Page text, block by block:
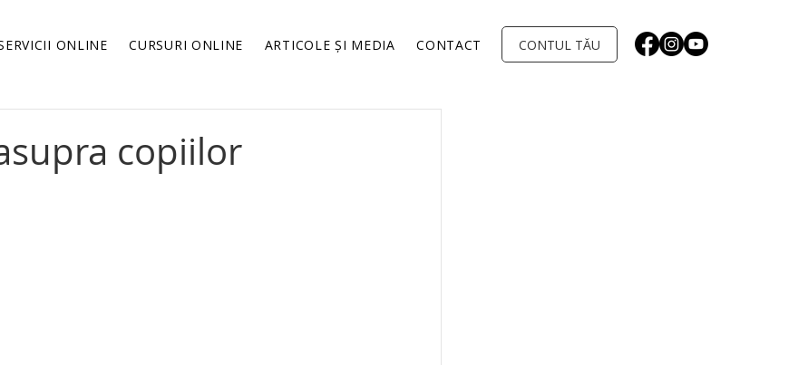
ONLINE CURSURI ONLINE ARTICOLE ȘI MEDIA CONTACT CONTUL TĂU
copiilor